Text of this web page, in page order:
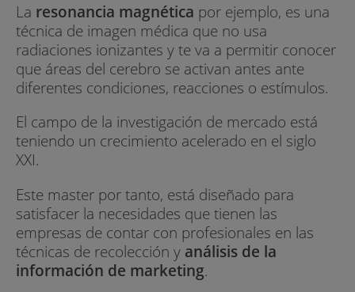
La resonancia magnética por ejemplo, es una
técnica de imagen médica que no usa
radiaciones ionizantes y te va a permitir conocer
que áreas del cerebro se activan antes ante
diferentes condiciones, reacciones o estímulos.
El campo de la investigación de mercado está
teniendo un crecimiento acelerado en el siglo
XXI.
Este master por tanto, está diseñado para
satisfacer la necesidades que tienen las
empresas de contar con profesionales en las
técnicas de recolección y análisis de la
información de marketing.